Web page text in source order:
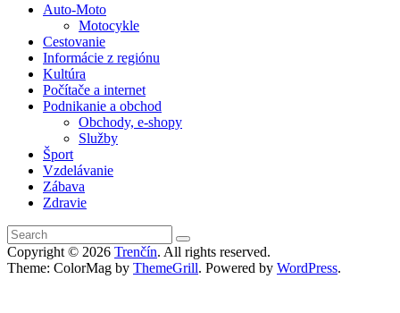
Auto-Moto
Motocykle
Cestovanie
Informácie z regiónu
Kultúra
Počítače a internet
Podnikanie a obchod
Obchody, e-shopy
Služby
Šport
Vzdelávanie
Zábava
Zdravie
Copyright © 2026 Trenčín. All rights reserved.
Theme: ColorMag by ThemeGrill. Powered by WordPress.